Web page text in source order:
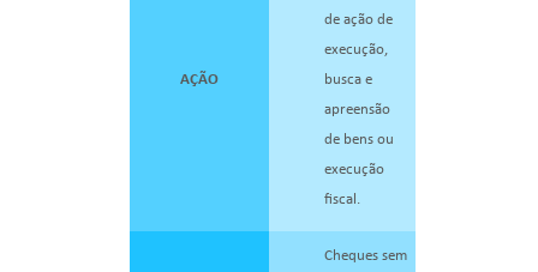
AÇÃO
de ação de
execução,
busca e
apreensão
de bens ou
execução
fiscal.
Cheques sem